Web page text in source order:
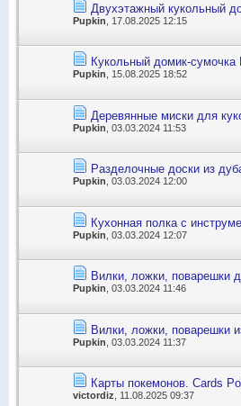
Двухэтажный кукольный
Pupkin , 17.08.2025 12:15
Кукольный домик-сумочка
Pupkin, 15.08.2025 18:52
Деревянные миски для
Pupkin , 03.03.2024 11:53
Разделочные доски из
Pupkin , 03.03.2024 12:00
Кухонная полка с
Pupkin , 03.03.2024 12:07
Вилки, ложки, поварешки
Pupkin , 03.03.2024 11:46
Вилки, ложки, поварешки
Pupkin , 03.03.2024 11:37
Карты покемонов. Сards
victordiz , 11.08.2025 09:37